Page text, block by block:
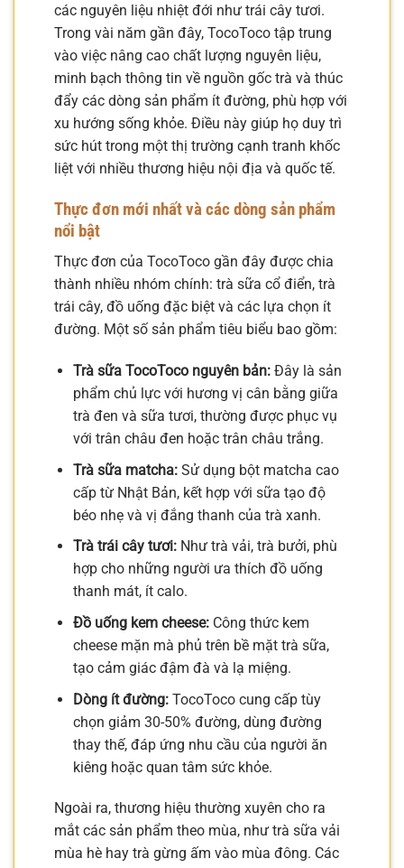
các nguyên liệu nhiệt đới như trái cây tươi.
Trong vài năm gần đây, TocoToco tập trung
vào việc nâng cao chất lượng nguyên liệu,
minh bạch thông tin về nguồn gốc trà và thúc
đẩy các dòng sản phẩm ít đường, phù hợp với
xu hướng sống khỏe. Điều này giúp họ duy trì
sức hút trong một thị trường cạnh tranh khốc
liệt với nhiều thương hiệu nội địa và quốc tế.
Thực đơn mới nhất và các dòng sản phẩm
nổi bật
Thực đơn của TocoToco gần đây được chia
thành nhiều nhóm chính: trà sữa cổ điển, trà
trái cây, đồ uống đặc biệt và các lựa chọn ít
đường. Một số sản phẩm tiêu biểu bao gồm:
Trà sữa TocoToco nguyên bản:Đây là sản
phẩm chủ lực với hương vị cân bằng giữa
trà đen và sữa tươi, thường được phục vụ
với trân châu đen hoặc trân châu trắng.
Trà sữa matcha:Sử dụng bột matcha cao
cấp từ Nhật Bản, kết hợp với sữa tạo độ
béo nhẹ và vị đắng thanh của trà xanh.
Trà trái cây tươi:Như trà vải, trà bưởi, phù
hợp cho những người ưa thích đồ uống
thanh mát, ít calo.
Đồ uống kem cheese:Công thức kem
cheese mặn mà phủ trên bề mặt trà sữa,
tạo cảm giác đậm đà và lạ miệng.
Dòng ít đường:TocoToco cung cấp tùy
chọn giảm 30-50% đường, dùng đường
thay thế, đáp ứng nhu cầu của người ăn
kiêng hoặc quan tâm sức khỏe.
Ngoài ra, thương hiệu thường xuyên cho ra
mắt các sản phẩm theo mùa, như trà sữa vải
mùa hè hay trà gừng ấm vào mùa đông. Các